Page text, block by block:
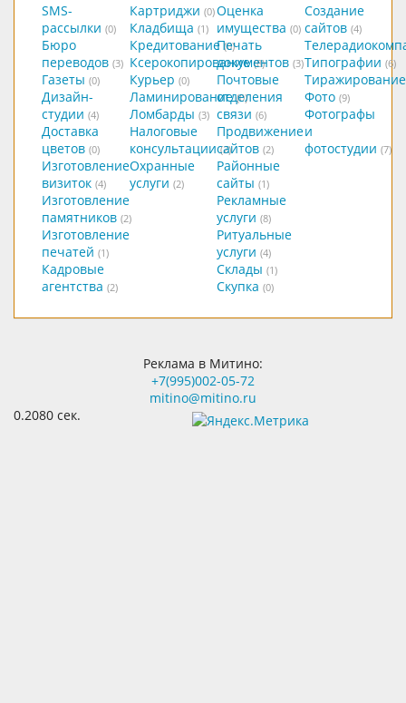
SMS-
рассылки (0)
Бюро
переводов (3)
Газеты (0)
Дизайн-
студии (4)
Доставка
цветов (0)
Изготовление
визиток (4)
Изготовление
памятников (2)
Изготовление
печатей (1)
Кадровые
агентства (2)
Картриджи (0)
Кладбища (1)
Кредитование (0)
Ксерокопирование (8)
Курьер (0)
Ламинирование (0)
Ломбарды (3)
Налоговые
консультации (2)
Охранные
услуги (2)
Оценка
имущества (0)
Печать
документов (3)
Почтовые
отделения
связи (6)
Продвижение
сайтов (2)
Районные
сайты (1)
Рекламные
услуги (8)
Ритуальные
услуги (4)
Склады (1)
Скупка (0)
Создание
сайтов (4)
Типографии (6)
Тиражирование
Фото (9)
Фотографы
и
фотостудии (7)
Реклама в Митино:
+7(995)002-05-72
mitino@mitino.ru
0.2080 сек.